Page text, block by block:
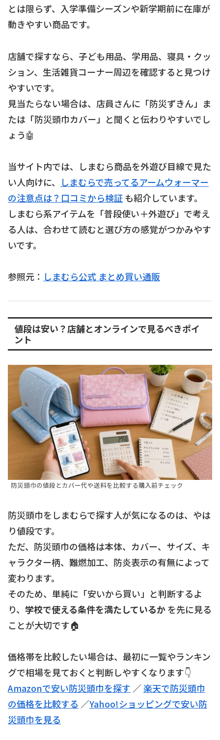
とは限らず、入学準備シーズンや新学期前に在庫が
動きやすい商品です。
店舗で探すなら、子ども用品、学用品、寝具・クッ
ション、生活雑貨コーナー周辺を確認すると見つけ
やすいです。
見当たらない場合は、店員さんに「防災ずきん」ま
たは「防災頭巾カバー」と聞くと伝わりやすいでし
ょう🤖
当サイト内では、しまむら商品を外遊び目線で見た
い人向けに、
しまむらで売ってるアームウォーマー
の注意点は？口コミから検証も紹介しています。
しまむら系アイテムを「普段使い＋外遊び」で考え
る人は、合わせて読むと選び方の感覚がつかみやす
いです。
参照元： しまむら公式 まとめ買い通販
値段は安い？店舗とオンラインで見るべきポイ
ント
防災頭巾の値段とカバー代や送料を比較する購入前チェック
防災頭巾をしまむらで探す人が気になるのは、やは
り値段です。
ただ、防災頭巾の価格は本体、カバー、サイズ、キ
ャラクター柄、難燃加工、防炎表示の有無によって
変わります。
そのため、単純に「安いから買い」と判断するよ
り、 学校で使える条件を満たしているかを先に見る
ことが大切です🏠
価格帯を比較したい場合は、最初に一覧やランキン
グで相場を見ておくと判断しやすくなります👇
Amazonで安い防災頭巾を探す ／楽天で防災頭巾
の価格を比較する ／Yahoo!ショッピングで安い防
災頭巾を見る